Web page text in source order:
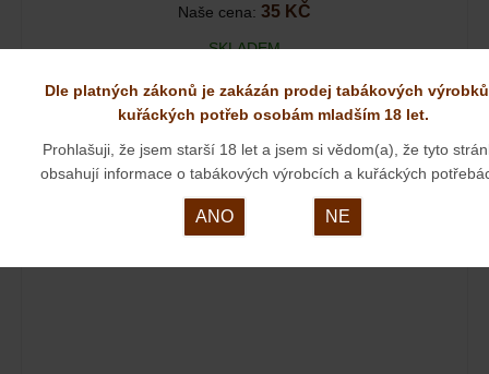
Naše cena: 35 KČ
SKLADEM
vložení do…
VÍČKO NA DÝMKU
Dle platných zákonů je zakázán prodej tabákových
kuřáckých potřeb osobám mladším 18 let.
Prohlašuji, že jsem starší 18 let a jsem si vědom(a), že tyto
obsahují informace o tabákových výrobcích a kuřáckých
ANO NE